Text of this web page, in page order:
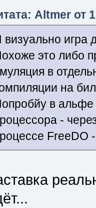
Altmer от
визуально игра
это либо
в
на
в альфе
-
FreeDO